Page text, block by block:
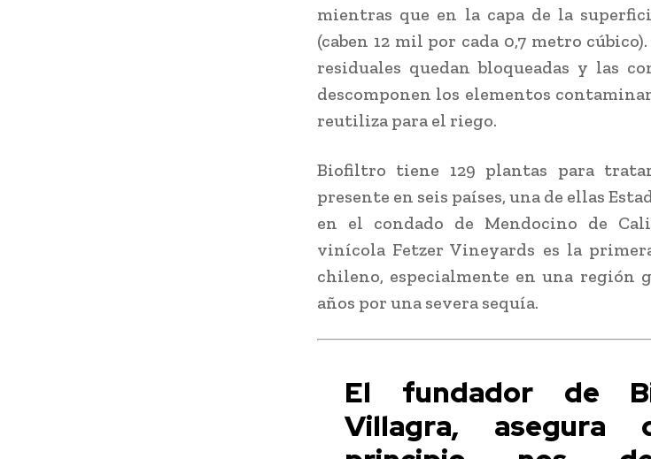
mientras que en la capa de la
(caben 12 mil por cada 0,7 metro
residuales quedan bloqueadas y las
descomponen los elementos
reutiliza para el riego.
Biofiltro tiene 129 plantas para
presente en seis países, una de ellas
en el condado de Mendocino de
vinícola Fetzer Vineyards es la
chileno, especialmente en una región
años por una severa sequía.
El fundador de
Villagra, asegura